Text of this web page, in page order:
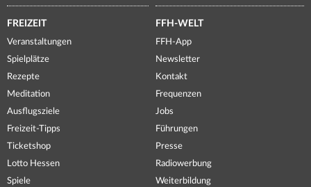
FREIZEIT
Veranstaltungen
Spielplätze
Rezepte
Meditation
Ausflugsziele
Freizeit-Tipps
Ticketshop
Lotto Hessen
Spiele
FFH-WELT
FFH-App
Newsletter
Kontakt
Frequenzen
Jobs
Führungen
Presse
Radiowerbung
Weiterbildung